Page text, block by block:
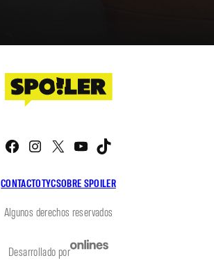
CONTACTOTYCSOBRE SPOILER
Facebook
Instagram
X YouTube
Algunos derechos reservados
Desarrollado por